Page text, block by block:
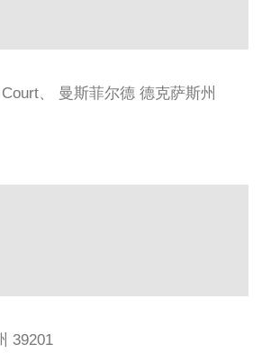
、 曼斯菲尔德 德克萨斯州
39201